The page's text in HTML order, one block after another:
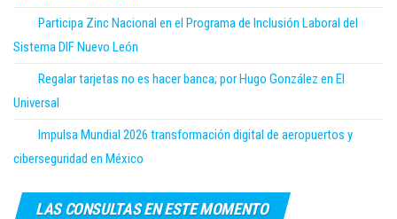
Participa Zinc Nacional en el Programa de Inclusión Laboral del
Sistema DIF Nuevo León
Regalar tarjetas no es hacer banca; por Hugo González en El
Universal
Impulsa Mundial 2026 transformación digital de aeropuertos y
ciberseguridad en México
LAS CONSULTAS EN ESTE MOMENTO